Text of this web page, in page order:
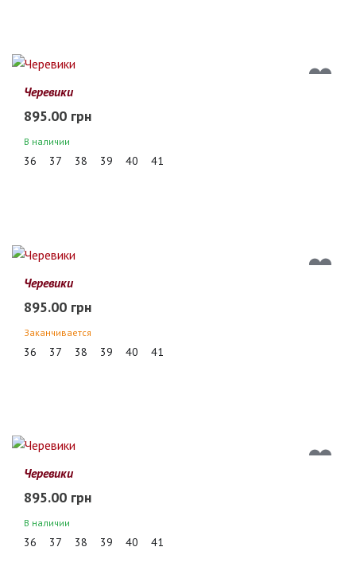
Черевики
895.00 грн
В наличии
36 37 38 39 40 41
Черевики
895.00 грн
Заканчивается
36 37 38 39 40 41
Черевики
895.00 грн
В наличии
36 37 38 39 40 41